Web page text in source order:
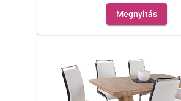
Megnyitás